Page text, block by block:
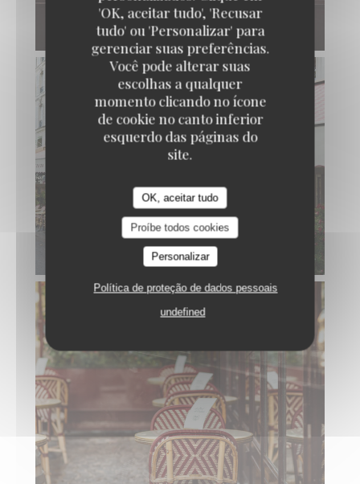
'OK, aceitar tudo', 'Recusar
tudo' ou 'Personalizar' para
gerenciar suas preferências.
Você pode alterar suas
escolhas a qualquer
momento clicando no ícone
de cookie no canto inferior
esquerdo das páginas do
site.
OK, aceitar tudo
Proíbe todos cookies
Personalizar
Política de proteção de dados pessoais
undefined